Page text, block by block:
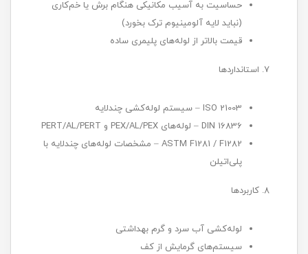
حساسیت به آسیب مکانیکی هنگام برش یا خم‌کاری
(نباید لایه آلومینیوم ترک بخورد)
قیمت بالاتر از لوله‌های پلیمری ساده
۷. استانداردها
ISO 21003 – سیستم لوله‌کشی چندلایه
DIN 16836 – لوله‌های PEX/AL/PEX و PERT/AL/PERT
ASTM F1281 / F1282 – مشخصات لوله‌های چندلایه با
پلی‌اتیلن
۸. کاربردها
لوله‌کشی آب سرد و گرم بهداشتی
سیستم‌های گرمایش از کف